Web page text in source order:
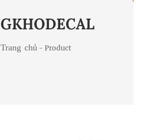
Trang chủ - Product